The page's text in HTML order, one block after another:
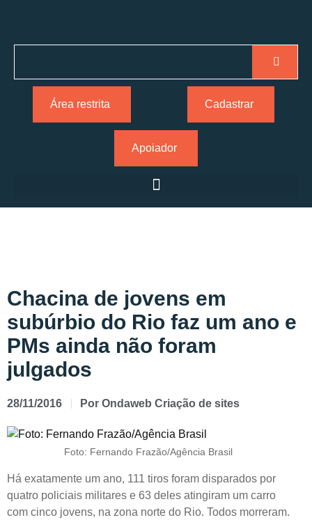
Área restrita Cadastrar
Apoiador
Chacina de jovens em
subúrbio do Rio faz um ano e
PMs ainda não foram
julgados
28/11/2016 Por Ondaweb Criação de sites
Foto: Fernando Frazão/Agência Brasil
Há exatamente um ano, 111 tiros foram disparados por
quatro policiais militares e 63 deles atingiram um carro
com cinco jovens, na zona norte do Rio. Todos morreram.